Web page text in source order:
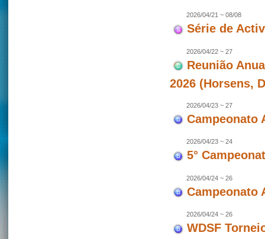
2026/04/21 ~ 08/08
Série de
2026/04/22 ~ 27
Reunião
2026 (Horsens,
2026/04/23 ~ 27
Campeonato
2026/04/23 ~ 24
5°
2026/04/24 ~ 26
Campeonato
2026/04/24 ~ 26
WDSF